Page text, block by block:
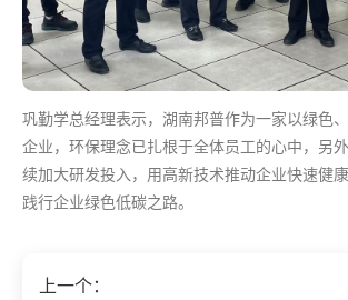
巩勤学总经理表示，湖南邦普作为一家以绿色
企业，环保理念已扎根于全体员工的心中，另
续加大研发投入，用高新技术推动企业快速健
践行企业绿色低碳之路。
上一个：